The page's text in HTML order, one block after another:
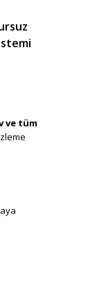
ve tüm